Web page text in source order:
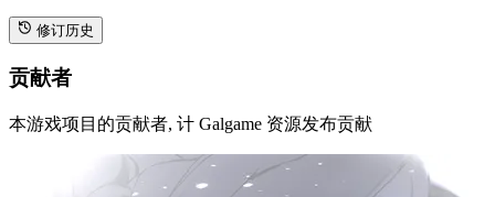
修订历史
贡献者
本游戏项目的贡献者, 计 Galgame 资源发布贡献